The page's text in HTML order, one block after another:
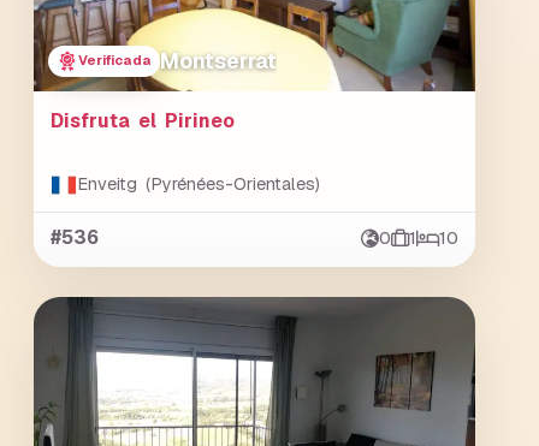
Verificada Montserrat
Disfruta el Pirineo
Enveitg (Pyrénées-Orientales)
#536 0 1 10